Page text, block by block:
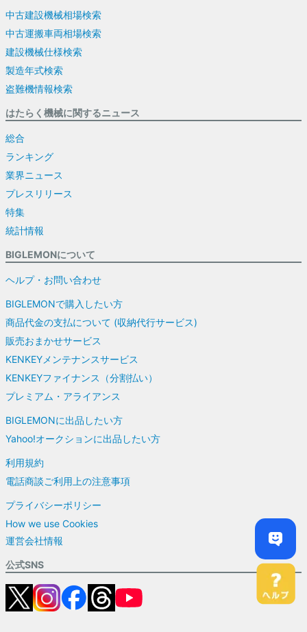
中古建設機械相場検索
中古運搬車両相場検索
建設機械仕様検索
製造年式検索
盗難機情報検索
はたらく機械に関するニュース
総合
ランキング
業界ニュース
プレスリリース
特集
統計情報
BIGLEMONについて
ヘルプ・お問い合わせ
BIGLEMONで購入したい方
商品代金の支払について (収納代行サービス)
販売おまかせサービス
KENKEYメンテナンスサービス
KENKEYファイナンス（分割払い）
プレミアム・アライアンス
BIGLEMONに出品したい方
Yahoo!オークションに出品したい方
利用規約
電話商談ご利用上の注意事項
プライバシーポリシー
How we use Cookies
運営会社情報
公式SNS